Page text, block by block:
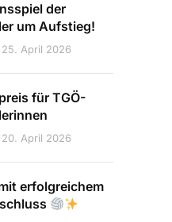
der
um Aufstieg!
25. April 2026
für TGÖ-
20. April 2026
erfolgreichem